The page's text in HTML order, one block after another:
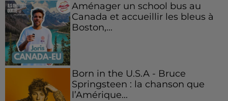
Aménager un school bus au
Canada et accueillir les bleus à
Boston,...
Born in the U.S.A - Bruce
Springsteen : la chanson que
l’Amérique...